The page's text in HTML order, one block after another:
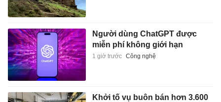
Người dùng ChatGPT được
miễn phí không giới hạn
1 giờ trước Công nghệ
Khởi tố vụ buôn bán hơn 3.600